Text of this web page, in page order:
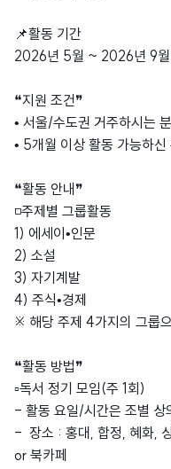
📌활동 기간
2026년 5월 ~ 2026년 9월
❝지원 조건❞
• 서울/수도권 거주하시는 분
• 5개월 이상 활동 가능하신
❝활동 안내❞
◽️주제별 그룹활동
1) 에세이•인문
2) 소설
3) 자기계발
4) 주식•경제
※ 해당 주제 4가지의 그룹
❝활동 방법❞
▫️독서 정기 모임(주 1회)
- 활동 요일/시간은 조별 상
- 장소 : 홍대, 합정, 혜화,
or 북카페